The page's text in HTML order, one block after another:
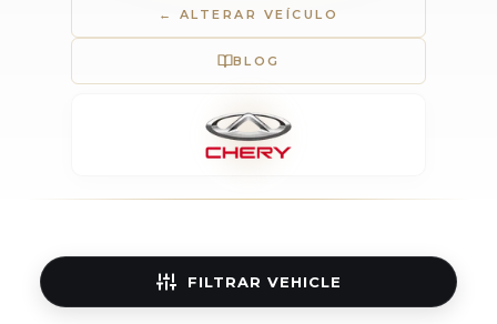
← ALTERAR VEÍCULO
BLOG
FILTRAR VEHICLE